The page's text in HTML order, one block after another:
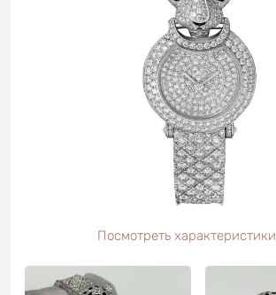
Посмотреть характеристики